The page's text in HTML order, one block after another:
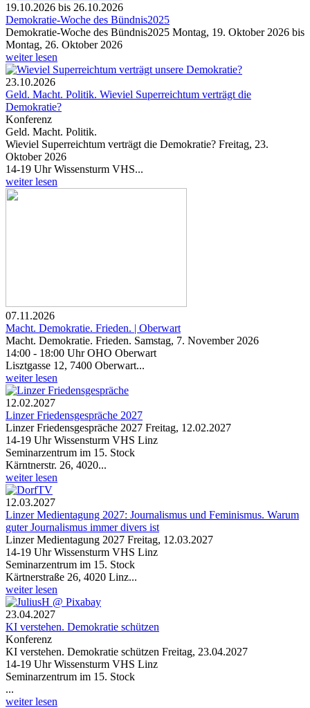
19.10.2026 bis 26.10.2026
Demokratie-Woche des Bündnis2025
Demokratie-Woche des Bündnis2025 Montag, 19. Oktober 2026 bis
Montag, 26. Oktober 2026
weiter lesen
23.10.2026
Geld. Macht. Politik. Wieviel Superreichtum verträgt die
Demokratie?
Konferenz
Geld. Macht. Politik.
Wieviel Superreichtum verträgt die Demokratie? Freitag, 23.
Oktober 2026
14-19 Uhr Wissensturm VHS...
weiter lesen
07.11.2026
Macht. Demokratie. Frieden. | Oberwart
Macht. Demokratie. Frieden. Samstag, 7. November 2026
14:00 - 18:00 Uhr OHO Oberwart
Lisztgasse 12, 7400 Oberwart...
weiter lesen
12.02.2027
Linzer Friedensgespräche 2027
Linzer Friedensgespräche 2027 Freitag, 12.02.2027
14-19 Uhr Wissensturm VHS Linz
Seminarzentrum im 15. Stock
Kärntnerstr. 26, 4020...
weiter lesen
12.03.2027
Linzer Medientagung 2027: Journalismus und Feminismus. Warum
guter Journalismus immer divers ist
Linzer Medientagung 2027 Freitag, 12.03.2027
14-19 Uhr Wissensturm VHS Linz
Seminarzentrum im 15. Stock
Kärtnerstraße 26, 4020 Linz...
weiter lesen
23.04.2027
KI verstehen. Demokratie schützen
Konferenz
KI verstehen. Demokratie schützen Freitag, 23.04.2027
14-19 Uhr Wissensturm VHS Linz
Seminarzentrum im 15. Stock
...
weiter lesen